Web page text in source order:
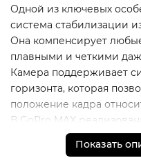
Одной из ключевых
система стабилизации
Она компенсирует
плавными и четкими
Камера поддерживает
горизонта, которая
положение кадра
В GoPro MAX
звукозапись. Шесть
чувствительности
Показать